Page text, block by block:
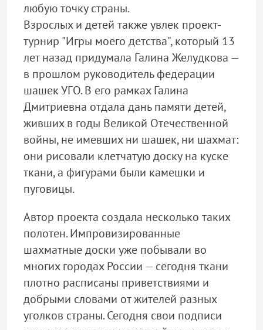
любую точку страны.
Взрослых и детей также увлек проект-
турнир "Игры моего детства", который 13
лет назад придумала Галина Желудкова —
в прошлом руководитель федерации
шашек УГО. В его рамках Галина
Дмитриевна отдала дань памяти детей,
живших в годы Великой Отечественной
войны, не имевших ни шашек, ни шахмат:
они рисовали клетчатую доску на куске
ткани, а фигурами были камешки и
пуговицы.
Автор проекта создала несколько таких
полотен. Импровизированные
шахматные доски уже побывали во
многих городах России — сегодня ткани
плотно расписаны приветствиями и
добрыми словами от жителей разных
уголков страны. Сегодня свои подписи